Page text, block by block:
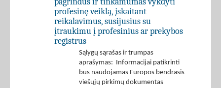
profesinę veiklą, įskaitant
reikalavimus, susijusius su
įtraukimu į profesinius ar prekybos
registrus
Sąlygų sąrašas ir trumpas
aprašymas: Informacijai patikrinti
bus naudojamas Europos bendrasis
viešųjų pirkimų dokumentas